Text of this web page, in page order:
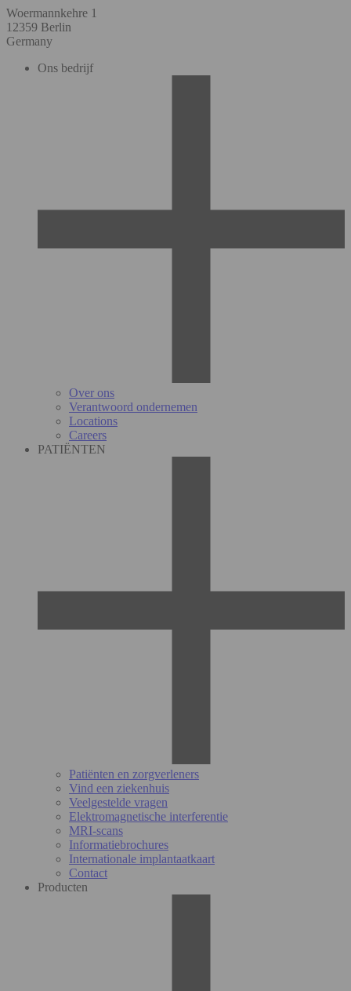
Woermannkehre 1
12359 Berlin
Germany
Ons bedrijf
Over ons
Verantwoord ondernemen
Locations
Careers
PATIËNTEN
Patiënten en zorgverleners
Vind een ziekenhuis
Veelgestelde vragen
Elektromagnetische interferentie
MRI-scans
Informatiebrochures
Internationale implantaatkaart
Contact
Producten